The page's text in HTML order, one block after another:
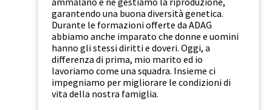
garantendo una buona diversità genetica.
Durante le formazioni offerte da ADAG
abbiamo anche imparato che donne e uomini
hanno gli stessi diritti e doveri. Oggi, a
differenza di prima, mio marito ed io
lavoriamo come una squadra. Insieme ci
impegniamo per migliorare le condizioni di
vita della nostra famiglia.